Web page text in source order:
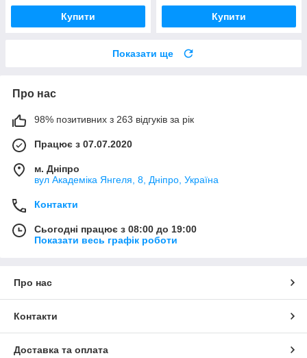
Купити Купити
Показати ще
Про нас
98% позитивних з 263 відгуків за рік
Працює з 07.07.2020
м. Дніпро
вул Академіка Янгеля, 8, Дніпро, Україна
Контакти
Сьогодні працює з 08:00 до 19:00
Показати весь графік роботи
Про нас
Контакти
Доставка та оплата